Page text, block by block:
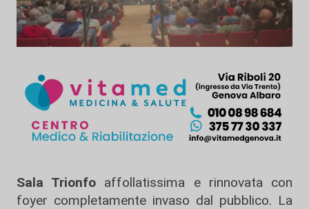
Sala Trionfo affollatissima e rinnovata con
foyer completamente invaso dal pubblico. La